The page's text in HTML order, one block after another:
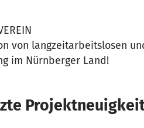
von langzeitarbeitslosen
im Nürnberger Land!